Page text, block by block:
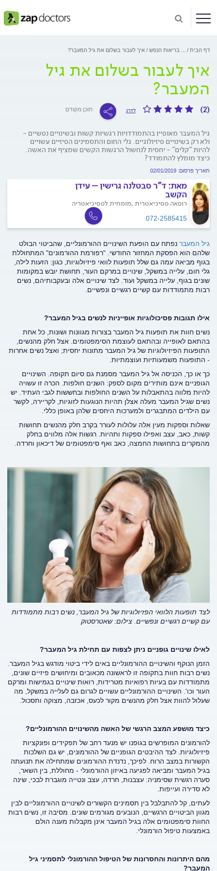
דף הבית בריאות הנפש איך לעבור בשלום את גיל המעבר?
איך לעבור בשלום את גיל
המעבר?
(2) לדרג תוכן מקודם
גיל המעבר מאופיין בהתמודדויות רגשיות קשות ובשינויים נפשיים -
ולא רק בשינויים פיזיולוגיים. גלי החום והתסמינים הפיזיים עשויים
להיות "קלים" - יחסית לנחשול הרגשות הקשים שמציף את האשה.
כיצד מומלץ להתמודד?
תאריך פרסום: 02/01/2019
מאת: ד"ר סבטלנה גרישין – עידן
הקשב
רופאה פסיכיאטרית ,מומחית לפסיכיאטריה
072-2585415
גיל המעבר נפתח עם הופעת השינויים ההורמונליים, שהביטוי הבולט
שלהם הוא הפסקת המחזור החודשי. "רפורמת ההורמונים" המתחוללת
בגוף מביאה עמה גם שלל תופעות לוואי פיזיולוגיות, כגון: הזעות לילה,
גלי חום, עלייה במשקל, שינויים במרקם העור, תחושת יובש במקומות
שונים בגוף, עלייה במשקל ועוד. לצד שינויים אלה ובעקבותיהם, נשים
רבות מתמודדות עם קשיים רגשיים ונפשיים.
אילו תגובות פסיכולוגיות אופייניות לנשים בגיל המעבר?
נשים חוות את תופעות גיל המעבר בצורות מגוונות ושונות, כל אחת
בהתאם לאופייה ובהתאם לעוצמת הסימפטומים. אצל חלק מהנשים,
התופעות הפיזיולוגיות של גיל המעבר מתונות יחסית; ואצל נשים אחרות
- התופעות משמעותיות ועוצמתיות.
כך או כך, הכניסה אל גיל המעבר מסמנת גם סיום תקופה. השינויים
הגופניים אינם מותירים מקום לספק: השנים חולפות. הכרה זו עשויה
להיות מלווה בהתאבלות על השנים החולפות ובחששות לגבי העתיד. יש
נשים שגיל המעבר מעלה אצלן תהיות הנוגעות לזוגיות, לקריירה, לקשר
עם הילדים המתבגרים ולמערכות היחסים שלהן באופן כללי.
שאלות וספקות מעין אלה עלולות לעורר בקרב חלק מהנשים תחושות
קשות, כאב, עצב ואפילו ספקות ותהיות. רגשות אלה מלווים בחלק
מהמקרים בתחושות החמצה, כאב ואף סימפטומים של דיכאון וחרדה.
לצד תופעות הלוואי הפזיולוגיות של גיל המעבר, נשים רבות מתמודדות
עם קשיים רגשיים ונפשיים. צילום: שאטרסטוק
לאילו שינויים גופניים ניתן לצפות עם תחילת גיל המעבר?
הזמן הנוקף והשינויים ההורמונליים באים לידי ביטוי מודגש בגיל המעבר.
נשים רבות חוות בתקופה זו לראשונה מכאובים ומיחושים פיזיים שונים,
מתמודדות עם בעיות רפואיות מטרידות, רואות שינויים בגמישות ומרקם
העור וכו'. השינויים ההורמונליים עשויים לגרום גם לעלייה במשקל, מה
שעלול להוות אצל חלק מהנשים מקור לכעס, אכזבה, מצוקה ותסכול.
כיצד מושפע המצב הרגשי של האשה מהשינויים ההורמונליים?
להורמונים המופרשים בגופנו יש מנעד רחב של תפקידים ופונקציות
פיזיולוגיות. לצד ההיבטים הגופניים של ההורמונים, יש גם השלכות
הקשורות במצב הרוח. לפיכך, נדנדת ההורמונים שמתחילה את תנועתה
בגיל המעבר ומביאה לפגיעה באיזון ההורמונלי - מחוללת, בין השאר,
סערה רגשית שסימניה: עצבנות, חרדה, עצב ונטייה מוגברת לבכי, שינה
לא סדירה ועייפות.
לעתים, קל להתבלבל בין תסמינים הקשורים לשינויים ההורמונליים לבין
מגוון הביטויים הרגשיים, הנובעים מגורמים שונים. מסיבה זו, נשים רבות
החוות סימפטומים אלה בגיל המעבר אינן מקבלות מענה הולם
באמצעות טיפול הורמונלי.
מהם היתרונות והחסרונות של הטיפול ההורמונלי לתסמיני גיל
המעבר?